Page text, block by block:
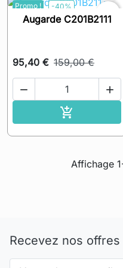
Promo ! -40%
favorite_border
Augarde C201B2111
95,40 € 159,00 €
 

Affichage
Recevez nos